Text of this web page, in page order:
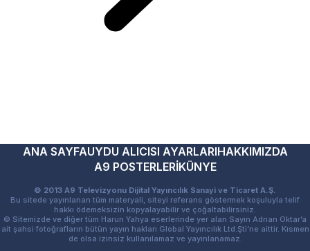
ANA SAYFAUYDU ALICISI AYARLARIHAKKIMIZDA
A9 POSTERLERİKÜNYE
© 2013 A9 Televizyonu Dijital Yayıncılık Sanayi ve Ticaret A.Ş.
Bu sitede yayınlanan tüm materyali, siteyi referans göstermek koşuluyla telif
hakkı ödemeksizin kopyalayabilir ve çoğaltabilirsiniz.
© Sitemizde ve diğer tüm Harun Yahya eserlerinde yer alan Sayın Adnan Oktar’a
ait şahsi fotoğrafların bütün yayın hakları Global Yayıncılık Ltd.Şti’ne aittir. Kısmen
de olsa izinsiz kullanılamaz ve yayınlanamaz.